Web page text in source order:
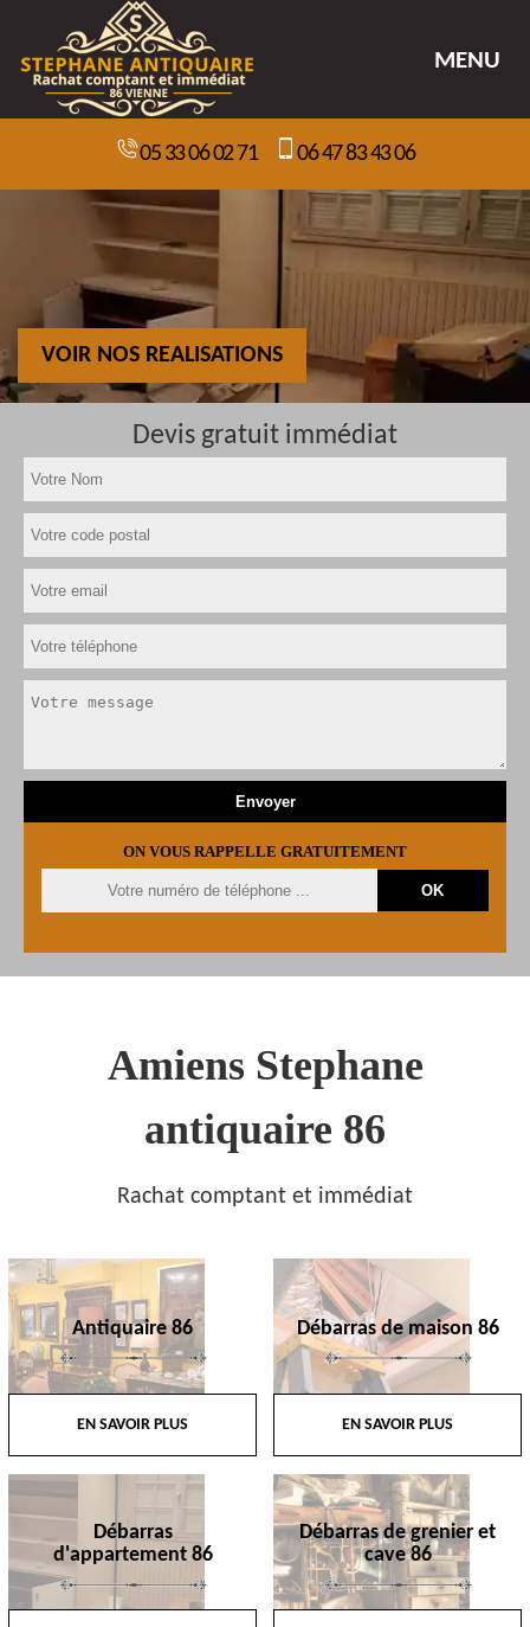
MENU
05 33 06 02 71 06 47 83 43 06
VOIR NOS REALISATIONS
Devis gratuit immédiat
ON VOUS RAPPELLE GRATUITEMENT
Amiens Stephane
antiquaire 86
Rachat comptant et immédiat
Antiquaire 86
EN SAVOIR PLUS
Débarras de maison 86
EN SAVOIR PLUS
Débarras
d'appartement 86
Débarras de grenier et
cave 86